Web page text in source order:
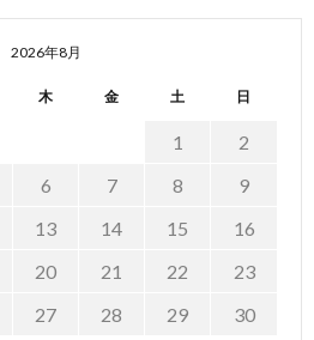
2026年8月
木 金 土 日
1
2
6 7 8
9
13 14 15
16
20 21 22
23
27 28 29
30